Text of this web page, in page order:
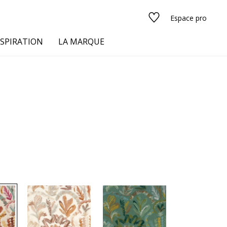
Espace pro
Voir tous les tissus
LA MARQUE